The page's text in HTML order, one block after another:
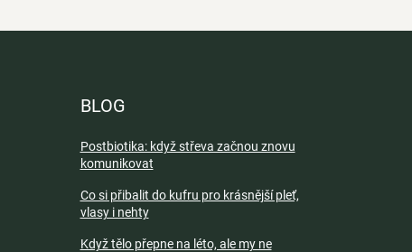
BLOG
Postbiotika: když střeva začnou znovu
komunikovat
Co si přibalit do kufru pro krásnější pleť,
vlasy i nehty
Když tělo přepne na léto, ale my ne